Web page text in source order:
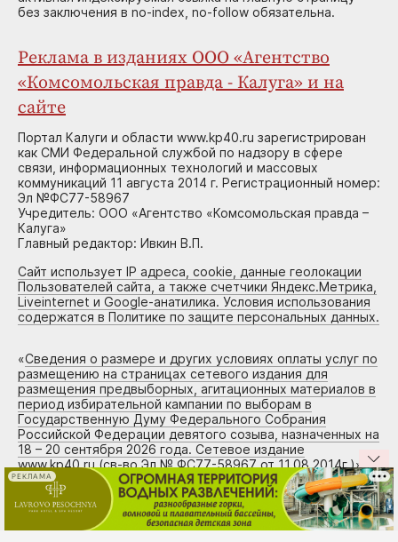
без заключения в no-index, no-follow обязательна.
Реклама в изданиях ООО «Агентство
«Комсомольская правда - Калуга» и на
сайте
Портал Калуги и области www.kp40.ru зарегистрирован
как СМИ Федеральной службой по надзору в сфере
связи, информационных технологий и массовых
коммуникаций 11 августа 2014 г. Регистрационный номер:
Эл №ФС77-58967
Учредитель: ООО «Агентство «Комсомольская правда –
Калуга»
Главный редактор: Ивкин В.П.
Сайт использует IP адреса, cookie, данные геолокации
Пользователей сайта, а также счетчики Яндекс.Метрика,
Liveinternet и Google-анатилика. Условия использования
содержатся в Политике по защите персональных данных.
«Сведения о размере и других условиях оплаты услуг по
размещению на страницах сетевого издания для
размещения предвыборных, агитационных материалов в
период избирательной кампании по выборам в
Государственную Думу Федерального Собрания
Российской Федерации девятого созыва, назначенных на
18 – 20 сентября 2026 года. Сетевое издание
www.kp40.ru (св-во Эл № ФС77-58967 от 11.08.2014г.)»
Сведения о размере и других условиях оплаты услуг по
размещению на страницах сетевого издания для
размещения предвыборных, агитационных материалов в
период избирательной кампании по выборам в
РЕКЛАМА